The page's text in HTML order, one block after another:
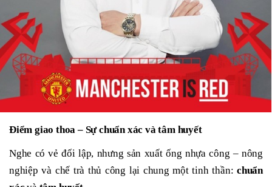
Điểm giao thoa – Sự chuẩn xác và tâm huyết
Nghe có vẻ đối lập, nhưng sản xuất ống nhựa công – nông
nghiệp và chế trà thủ công lại chung một tinh thần: chuẩn